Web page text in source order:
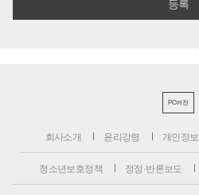
PC버전
회사소개 윤리강령 개인정
청소년보호정책 정정·반론보도